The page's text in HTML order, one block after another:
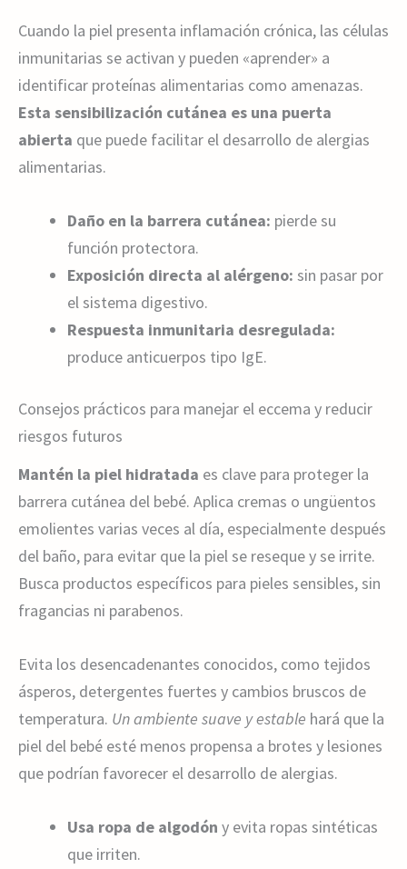
Cuando la piel presenta inflamación crónica, las células
inmunitarias se activan y pueden «aprender» a
identificar proteínas alimentarias como amenazas.
Esta sensibilización cutánea es una puerta
abierta que puede facilitar el desarrollo de alergias
alimentarias.
Daño en la barrera cutánea: pierde su
función protectora.
Exposición directa al alérgeno: sin pasar por
el sistema digestivo.
Respuesta inmunitaria desregulada:
produce anticuerpos tipo IgE.
Consejos prácticos para manejar el eccema y reducir
riesgos futuros
Mantén la piel hidratada es clave para proteger la
barrera cutánea del bebé. Aplica cremas o ungüentos
emolientes varias veces al día, especialmente después
del baño, para evitar que la piel se reseque y se irrite.
Busca productos específicos para pieles sensibles, sin
fragancias ni parabenos.
Evita los desencadenantes conocidos, como tejidos
ásperos, detergentes fuertes y cambios bruscos de
temperatura. Un ambiente suave y estable hará que la
piel del bebé esté menos propensa a brotes y lesiones
que podrían favorecer el desarrollo de alergias.
Usa ropa de algodón y evita ropas sintéticas
que irriten.